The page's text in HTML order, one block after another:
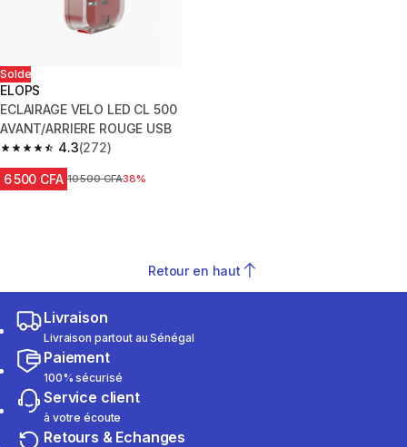
Solde
ELOPS
ECLAIRAGE VELO LED CL 500
AVANT/ARRIERE ROUGE USB
4.3
4.3 out of 5 stars from 272 reviews
(272)
6 500 CFA Prix avant réduction
10 500 CFA38%
Retour en haut
Livraison
Livraison partout au Sénégal
Paiement
100% sécurisé
Service client
à votre écoute
Retours & Echanges